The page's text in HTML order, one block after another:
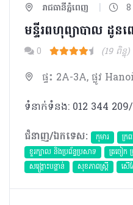
រាជធានីភ្នំពេញ | 8
មន្ទីរពហុព្យាបាល ដូ
0 (19 ពិន្ទុ)
ផ្ទះ 2A-3A, ផ្លូវ
ទំនាក់ទំនង: 012 344
ជំនាញ/ឯកទេស:
កុមារ
ក្រ
ខួរក្បាល និងប្រព័ន្ធប្រសាទ
ត្រចៀក
សង្គ្រោះបន្ទាន់
សុខភាពស្រ្តី សើ